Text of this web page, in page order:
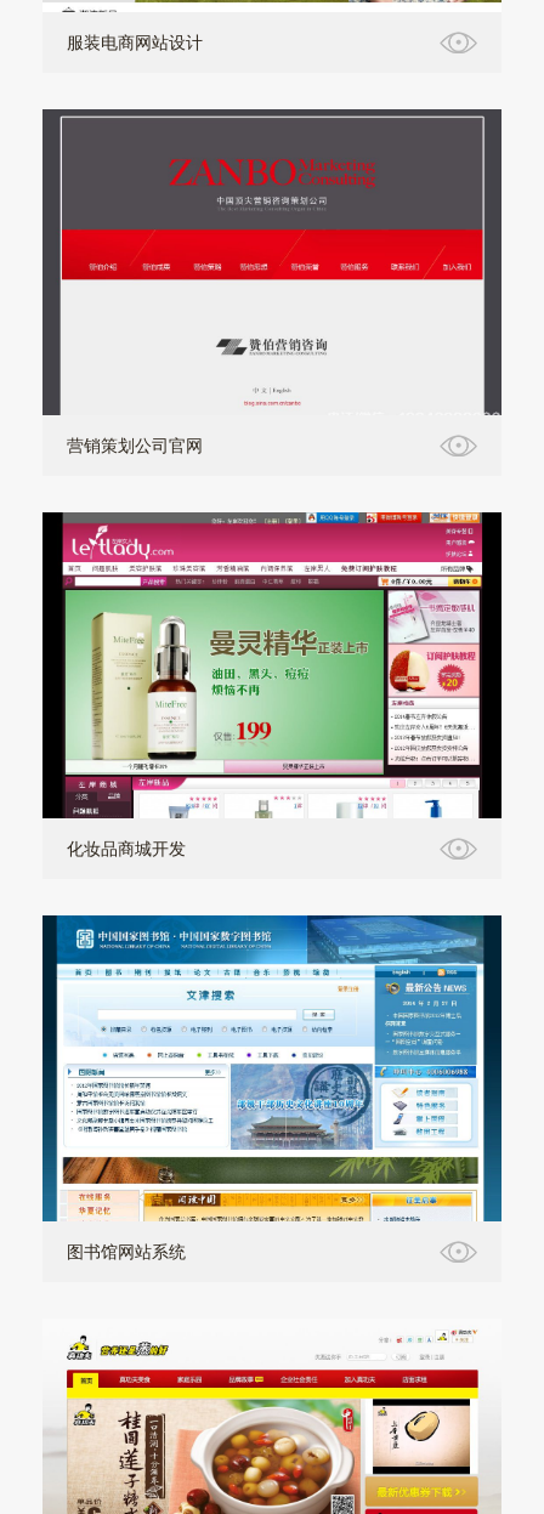
服装电商网站设计
营销策划公司官网
化妆品商城开发
图书馆网站系统